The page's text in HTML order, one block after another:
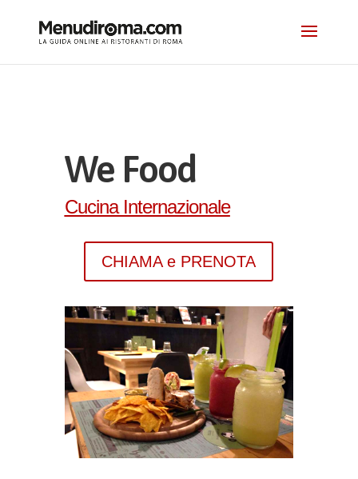
We Food
Cucina Internazionale
CHIAMA e PRENOTA